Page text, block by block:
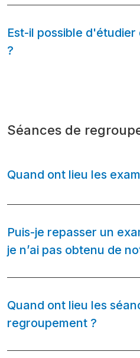
Est-il possible
?
Séances de
Quand ont lieu les
Puis-je repasser un
je n’ai pas obtenu de
Quand ont lieu les
regroupement ?